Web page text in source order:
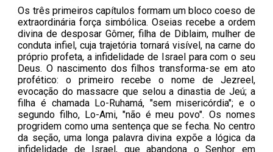
Os três primeiros capítulos formam um bloco coeso de
extraordinária força simbólica. Oseias recebe a ordem
divina de desposar Gômer, filha de Diblaim, mulher de
conduta infiel, cuja trajetória tornará visível, na carne do
próprio profeta, a infidelidade de Israel para com o seu
Deus. O nascimento dos filhos transforma-se em ato
profético: o primeiro recebe o nome de Jezreel,
evocação do massacre que selou a dinastia de Jeú; a
filha é chamada Lo-Ruhamá, "sem misericórdia"; e o
segundo filho, Lo-Ami, "não é meu povo". Os nomes
progridem como uma sentença que se fecha. No centro
da seção, uma longa palavra divina expõe a lógica da
infidelidade de Israel, que abandona o Senhor em